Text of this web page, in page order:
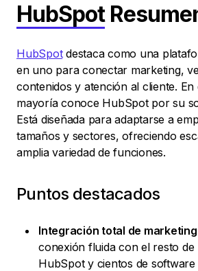
HubSpot
HubSpotdestaca como una
en uno para conectar marketing,
contenidos y atención al cliente. En
mayoría conoce HubSpot por su
Está diseñada para adaptarse a
tamaños y sectores, ofreciendo
amplia variedad de funciones.
Puntos destacados
Integración total de
conexión fluida con el resto de
HubSpot y cientos de